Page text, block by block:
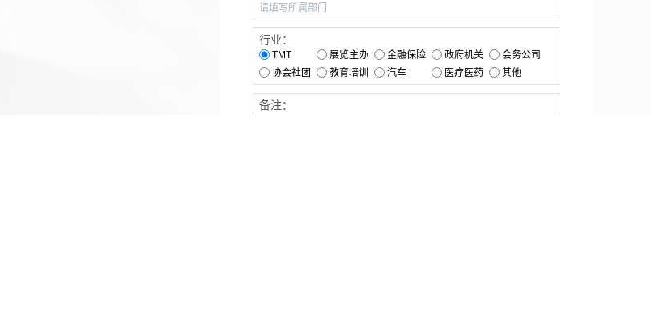
行业：
TMT 展览主办 金融保险 政府机关
会务公司
协会社团
教育培训 汽车 医疗医药 其他
备注：